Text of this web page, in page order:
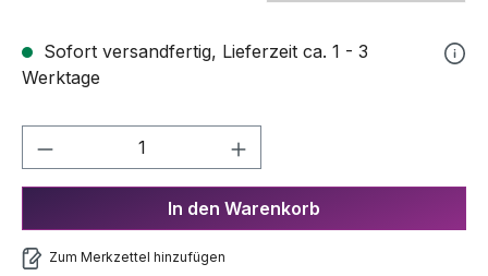
Sofort versandfertig, Lieferzeit ca. 1 - 3
Werktage
Produkt Anzahl: Gib den
In den Warenkorb
Zum Merkzettel hinzufügen